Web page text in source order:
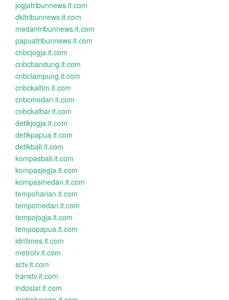
jogjatribunnews.it.com
dkitribunnews.it.com
medantribunnews.it.com
papuatribunnews.it.com
cnbcjogja.it.com
cnbcbandung.it.com
cnbclampung.it.com
cnbckaltim.it.com
cnbcmedan.it.com
cnbckalbar.it.com
detikjogja.it.com
detikpapua.it.com
detikbali.it.com
kompasbali.it.com
kompasjogja.it.com
kompasmedan.it.com
tempoharian.it.com
tempomedan.it.com
tempojogja.it.com
tempopapua.it.com
idntimes.it.com
metrotv.it.com
sctv.it.com
transtv.it.com
indosiar.it.com